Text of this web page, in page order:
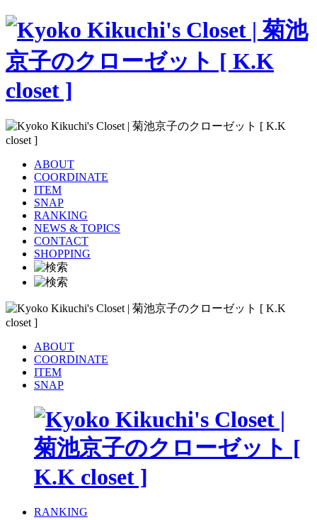
ABOUT
COORDINATE
ITEM
SNAP
RANKING
NEWS & TOPICS
CONTACT
SHOPPING
ABOUT
COORDINATE
ITEM
SNAP
RANKING